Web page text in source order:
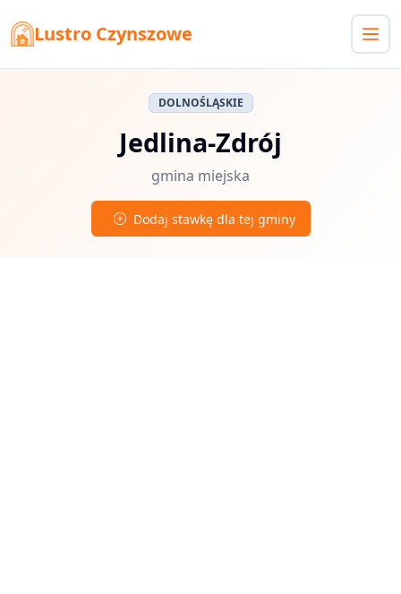
Lustro Czynszowe
DOLNOŚLĄSKIE
Jedlina-Zdrój
gmina miejska
Dodaj stawkę dla tej gminy